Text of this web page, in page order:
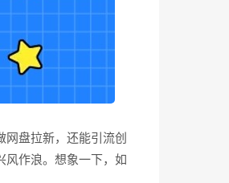
盘拉新，还能引流创
风作浪。想象一下，如